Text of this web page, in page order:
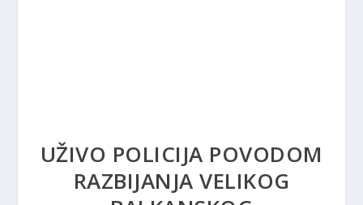
UŽIVO POLICIJA POVODOM
RAZBIJANJA VELIKOG